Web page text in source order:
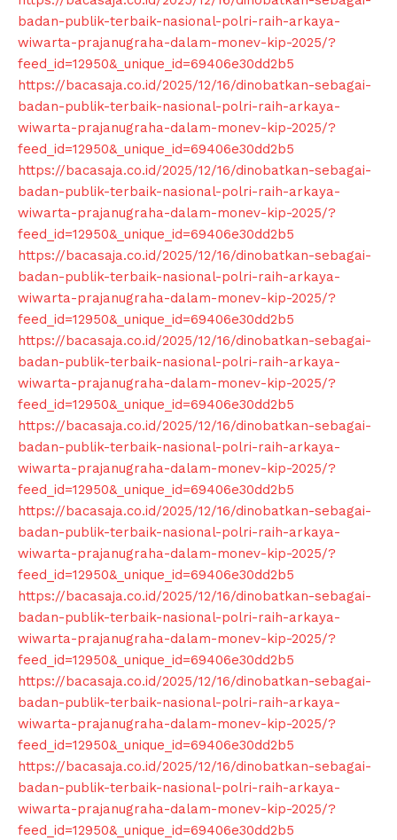
badan-publik-terbaik-nasional-polri-raih-arkaya-
wiwarta-prajanugraha-dalam-monev-kip-2025/?
feed_id=12950&_unique_id=69406e30dd2b5
https://bacasaja.co.id/2025/12/16/dinobatkan-sebagai-
badan-publik-terbaik-nasional-polri-raih-arkaya-
wiwarta-prajanugraha-dalam-monev-kip-2025/?
feed_id=12950&_unique_id=69406e30dd2b5
https://bacasaja.co.id/2025/12/16/dinobatkan-sebagai-
badan-publik-terbaik-nasional-polri-raih-arkaya-
wiwarta-prajanugraha-dalam-monev-kip-2025/?
feed_id=12950&_unique_id=69406e30dd2b5
https://bacasaja.co.id/2025/12/16/dinobatkan-sebagai-
badan-publik-terbaik-nasional-polri-raih-arkaya-
wiwarta-prajanugraha-dalam-monev-kip-2025/?
feed_id=12950&_unique_id=69406e30dd2b5
https://bacasaja.co.id/2025/12/16/dinobatkan-sebagai-
badan-publik-terbaik-nasional-polri-raih-arkaya-
wiwarta-prajanugraha-dalam-monev-kip-2025/?
feed_id=12950&_unique_id=69406e30dd2b5
https://bacasaja.co.id/2025/12/16/dinobatkan-sebagai-
badan-publik-terbaik-nasional-polri-raih-arkaya-
wiwarta-prajanugraha-dalam-monev-kip-2025/?
feed_id=12950&_unique_id=69406e30dd2b5
https://bacasaja.co.id/2025/12/16/dinobatkan-sebagai-
badan-publik-terbaik-nasional-polri-raih-arkaya-
wiwarta-prajanugraha-dalam-monev-kip-2025/?
feed_id=12950&_unique_id=69406e30dd2b5
https://bacasaja.co.id/2025/12/16/dinobatkan-sebagai-
badan-publik-terbaik-nasional-polri-raih-arkaya-
wiwarta-prajanugraha-dalam-monev-kip-2025/?
feed_id=12950&_unique_id=69406e30dd2b5
https://bacasaja.co.id/2025/12/16/dinobatkan-sebagai-
badan-publik-terbaik-nasional-polri-raih-arkaya-
wiwarta-prajanugraha-dalam-monev-kip-2025/?
feed_id=12950&_unique_id=69406e30dd2b5
https://bacasaja.co.id/2025/12/16/dinobatkan-sebagai-
badan-publik-terbaik-nasional-polri-raih-arkaya-
wiwarta-prajanugraha-dalam-monev-kip-2025/?
feed_id=12950&_unique_id=69406e30dd2b5